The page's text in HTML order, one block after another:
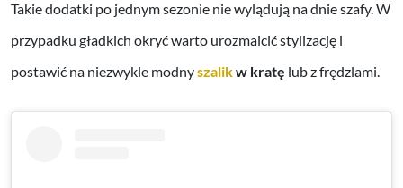
Takie dodatki po jednym sezonie nie wylądują na dnie szafy. W
przypadku gładkich okryć warto urozmaicić stylizację i
postawić na niezwykle modnyszalikw kratę lub z frędzlami.